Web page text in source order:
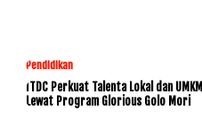
Pendidikan
ITDC Perkuat Talenta Lokal dan UMKM
Lewat Program Glorious Golo Mori